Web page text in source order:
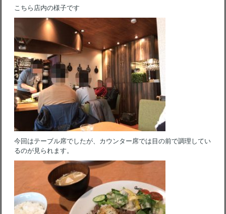
こちら店内の様子です
今回はテーブル席でしたが、カウンター席では目の前で調理してい
るのが見られます。